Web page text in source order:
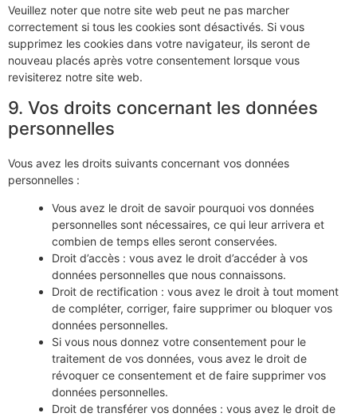
Veuillez noter que notre site web peut ne pas marcher
correctement si tous les cookies sont désactivés. Si vous
supprimez les cookies dans votre navigateur, ils seront de
nouveau placés après votre consentement lorsque vous
revisiterez notre site web.
9. Vos droits concernant les données
personnelles
Vous avez les droits suivants concernant vos données
personnelles :
Vous avez le droit de savoir pourquoi vos données
personnelles sont nécessaires, ce qui leur arrivera et
combien de temps elles seront conservées.
Droit d’accès : vous avez le droit d’accéder à vos
données personnelles que nous connaissons.
Droit de rectification : vous avez le droit à tout moment
de compléter, corriger, faire supprimer ou bloquer vos
données personnelles.
Si vous nous donnez votre consentement pour le
traitement de vos données, vous avez le droit de
révoquer ce consentement et de faire supprimer vos
données personnelles.
Droit de transférer vos données : vous avez le droit de